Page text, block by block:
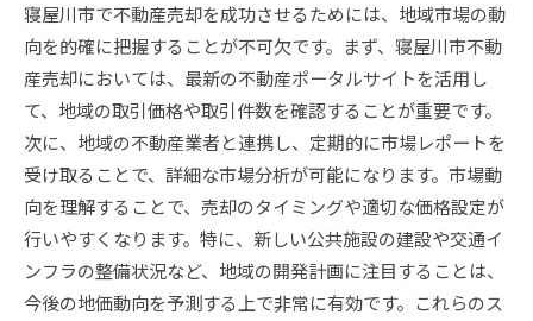
市場の変化に対応した価格設定のアプローチ
競争力を維持するための市場知識のアップデー
ト
寝屋川市の未来を見据えたトレンド予測
トレンドを活用した高価格売却の成功事例
寝屋川市の不動産売却で地域の魅力を最大限に活か
す方法
地域の強みを活かした魅力的な物件のアピール
購入者の目を引く地域資源の活用法
寝屋川市で不動産売却を成功させるためには、地域市場の動
向を的確に把握することが不可欠です。まず、寝屋川市不動
産売却においては、最新の不動産ポータルサイトを活用し
て、地域の取引価格や取引件数を確認することが重要です。
次に、地域の不動産業者と連携し、定期的に市場レポートを
受け取ることで、詳細な市場分析が可能になります。市場動
向を理解することで、売却のタイミングや適切な価格設定が
行いやすくなります。特に、新しい公共施設の建設や交通イ
ンフラの整備状況など、地域の開発計画に注目することは、
今後の地価動向を予測する上で非常に有効です。これらのス